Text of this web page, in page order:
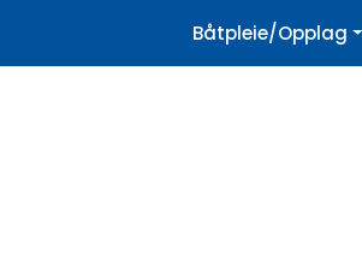
Kjøpshjelp |
Båtpleie/Opplag